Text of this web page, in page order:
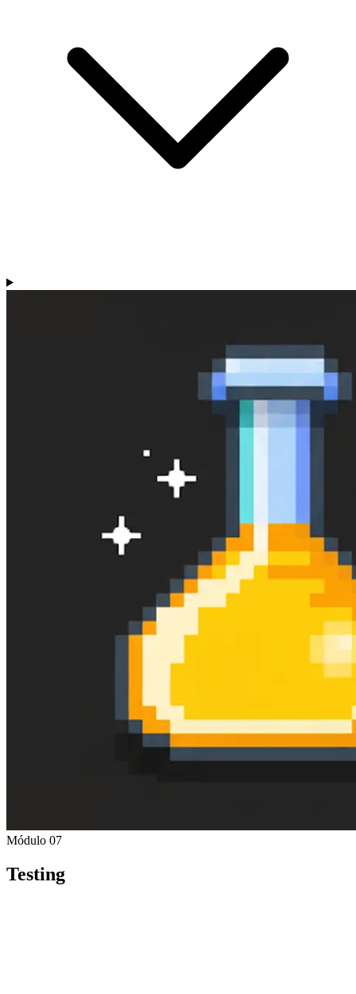
Módulo 07
Testing